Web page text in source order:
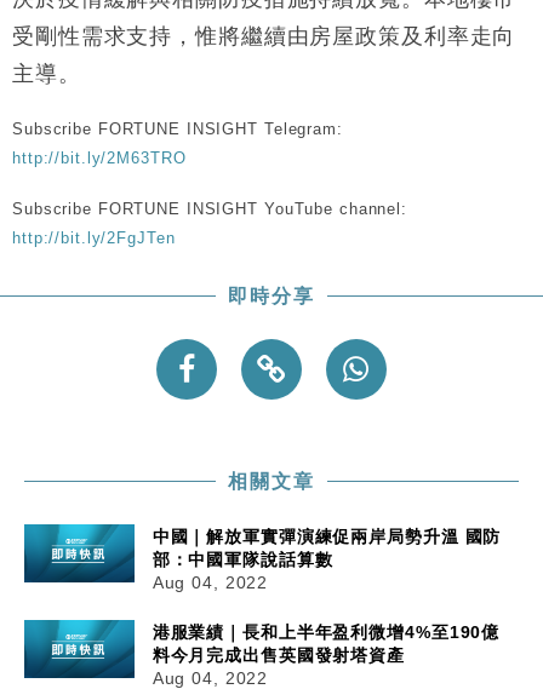
受剛性需求支持，惟將繼續由房屋政策及利率走向
主導。
Subscribe FORTUNE INSIGHT Telegram:
http://bit.ly/2M63TRO
Subscribe FORTUNE INSIGHT YouTube channel:
http://bit.ly/2FgJTen
即時分享
相關文章
中國｜解放軍實彈演練促兩岸局勢升溫 國防
部：中國軍隊說話算數
Aug 04, 2022
港服業績｜長和上半年盈利微增4%至190億
料今月完成出售英國發射塔資產
Aug 04, 2022